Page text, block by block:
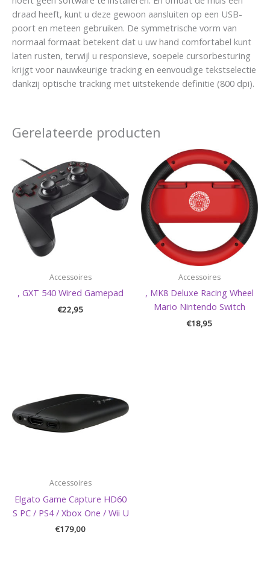
draad heeft, kunt u deze gewoon aansluiten op een USB-
poort en meteen gebruiken. De symmetrische vorm van
normaal formaat betekent dat u uw hand comfortabel kunt
laten rusten, terwijl u responsieve, soepele cursorbesturing
krijgt voor nauwkeurige tracking en eenvoudige tekstselectie
dankzij optische tracking met uitstekende definitie (800 dpi).
Gerelateerde producten
Accessoires
, GXT 540 Wired Gamepad
€22,95
Accessoires
, MK8 Deluxe Racing Wheel
Mario Nintendo Switch
€18,95
Accessoires
Elgato Game Capture HD60
S PC / PS4 / Xbox One / Wii U
€179,00